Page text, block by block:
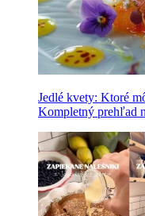
Jedlé kvety: Ktoré
Kompletný prehľad